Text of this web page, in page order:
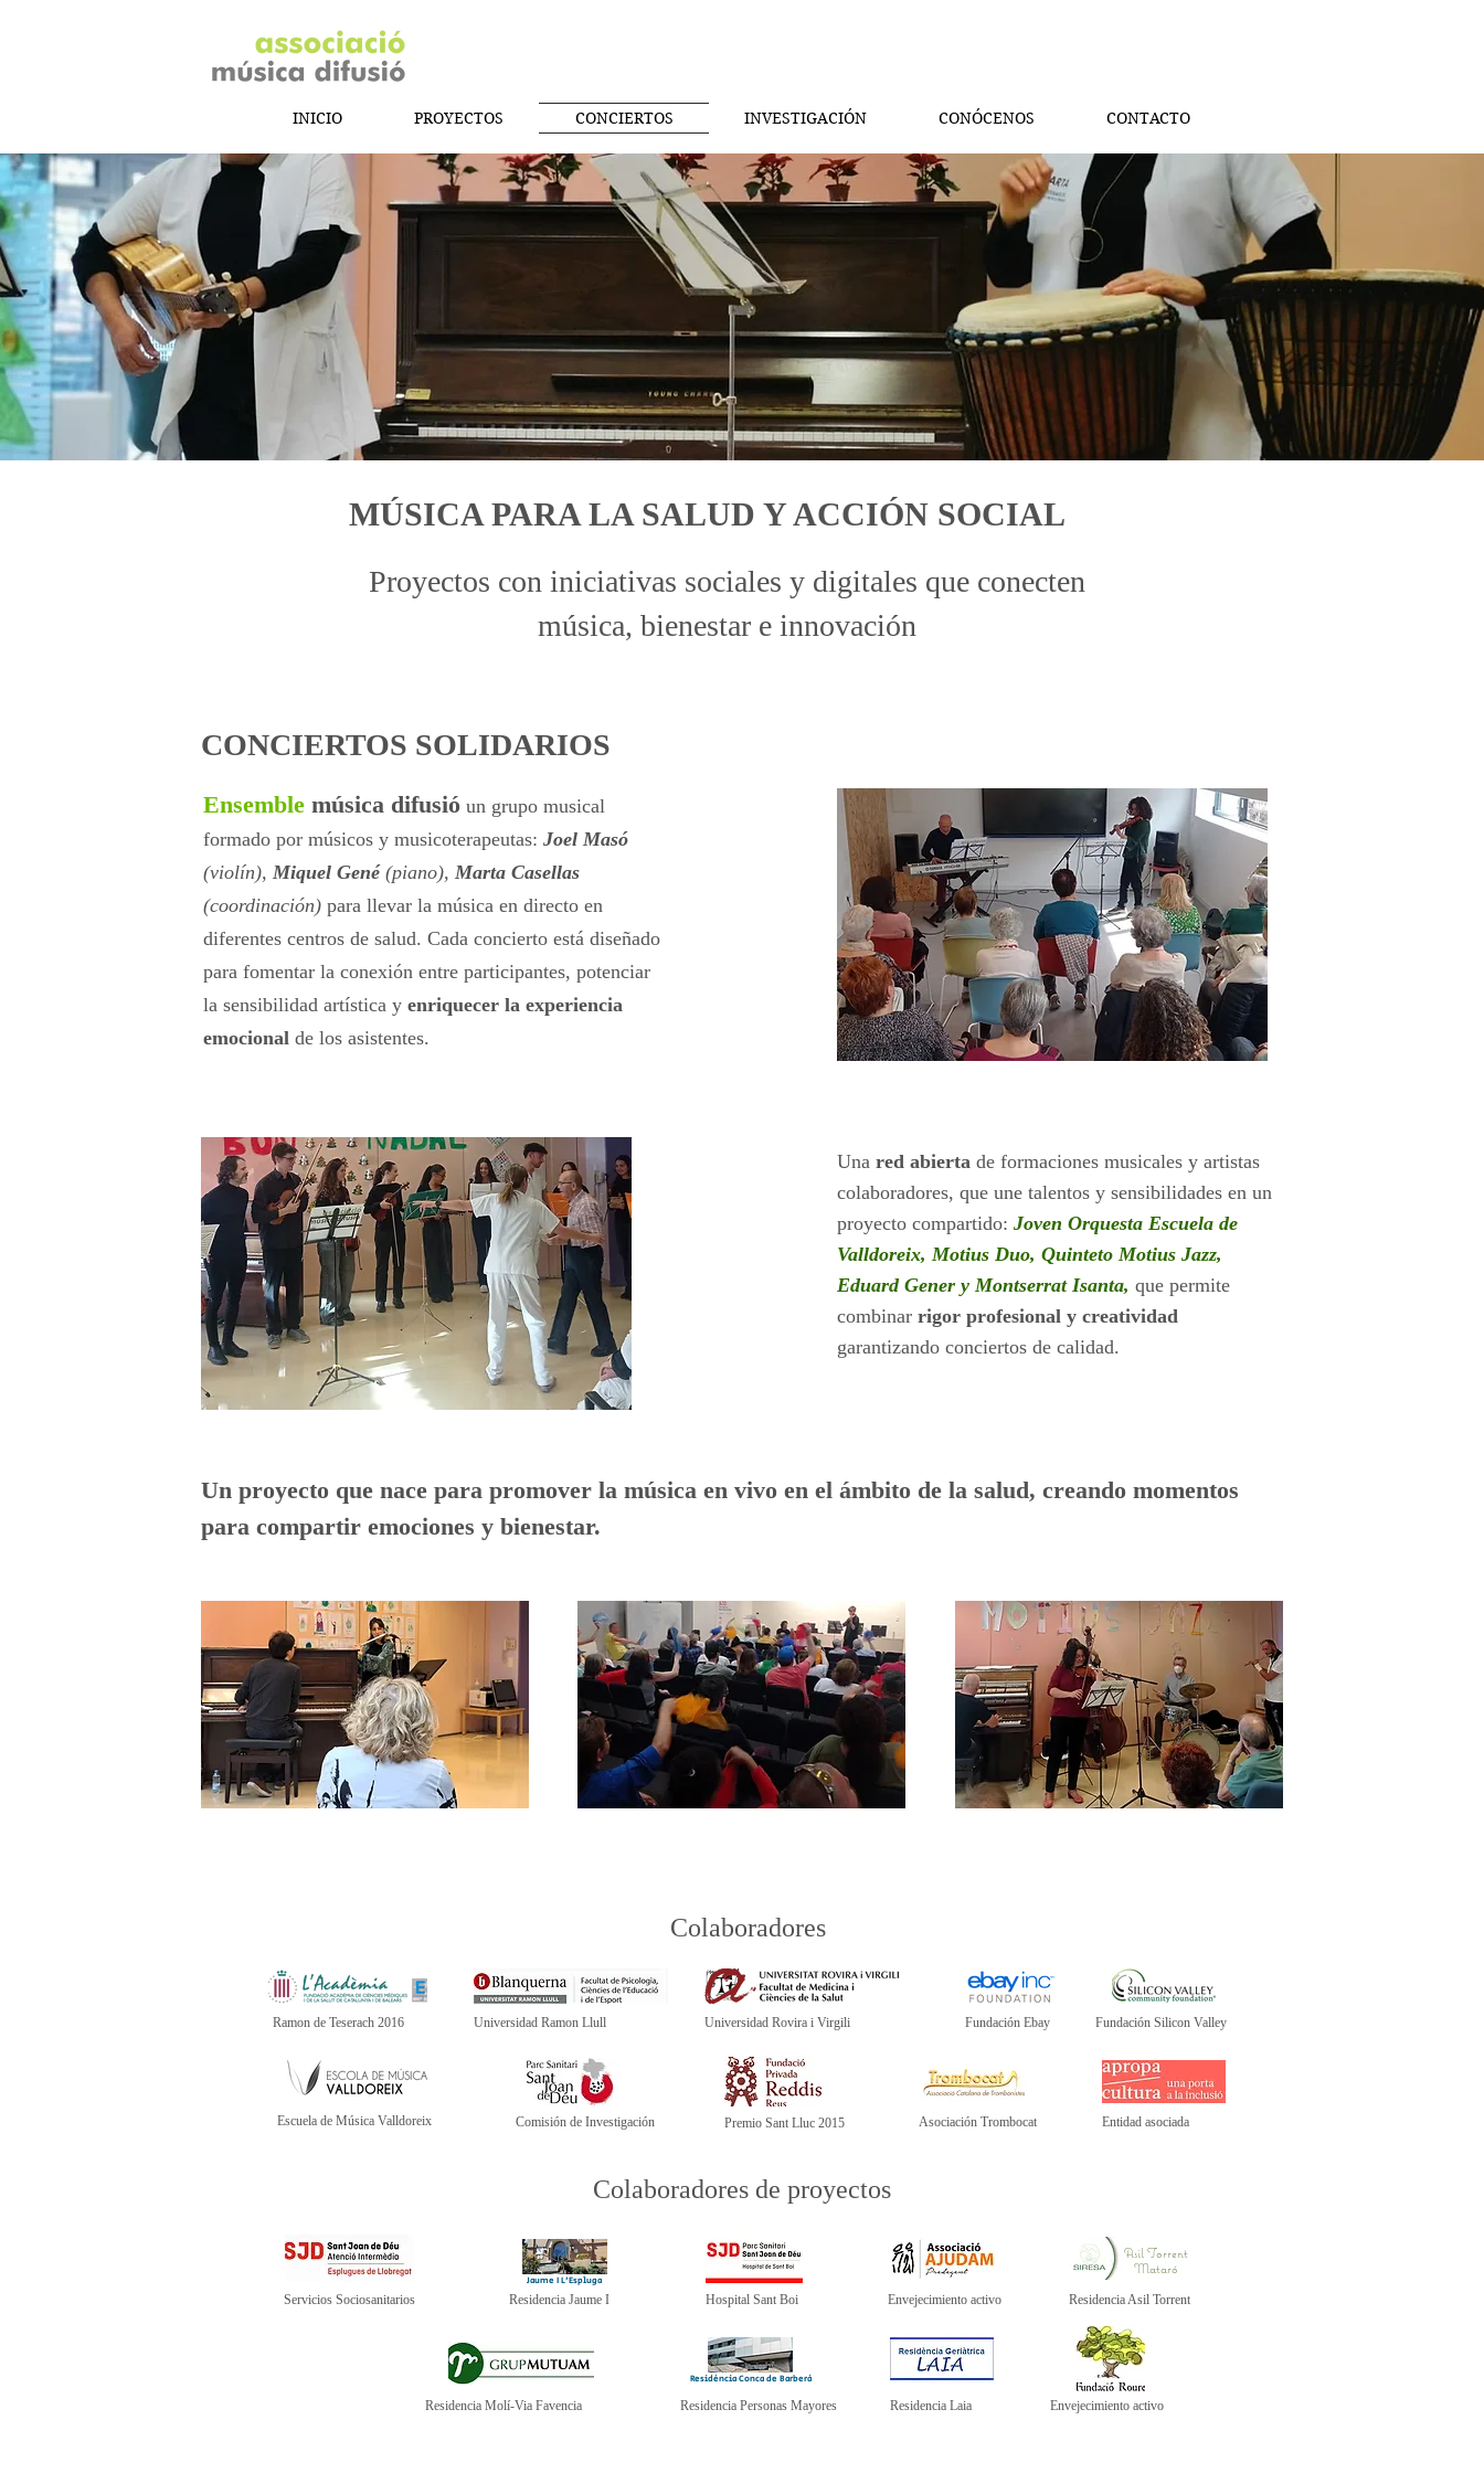
INICIO PROYECTOS CONCIERTOS INVESTIGACIÓN CONÓCENOS CONTACTO
MÚSICA PARA LA SALUD Y ACCIÓN SOCIAL
Proyectos con iniciativas sociales y digitales que conecten
música, bienestar e innovación
Ensemble música difusió un grupo musical
formado por músicos y musicoterapeutas: Joel Masó
(violín), Miquel Gené(piano), Marta Casellas
(coordinación) para llevar la música en directo en
diferentes centros de salud. Cada concierto está diseñado
para fomentar la conexión entre participantes, potenciar
la sensibilidad artística y enriquecer la experiencia
emocional de los asistentes.
Una red abierta de formaciones musicales y artistas
colaboradores, que une talentos y sensibilidades en un
proyecto compartido: Joven Orquesta Escuela de
Valldoreix, Motius Duo, Quinteto Motius Jazz,
Eduard Gener y Montserrat Isanta, que permite
combinar rigor profesional y creatividad
garantizando conciertos de calidad.
Un proyecto que nace para promover la música en vivo en el ámbito de la salud, creando momentos
para compartir emociones y bienestar.
CONCIERTOS SOLIDARIOS
Colaboradores
Jaume I L'Espluga
Ramon de Teserach 2016 Universidad Ramon Llull Universidad Rovira i Virgili Fundación Ebay
Servicios Sociosanitarios Residencia Jaume I Hospital Sant Boi
Premio Sant Lluc 2015
Envejecimiento activo
Asil Torrent
Mataró
Comisión de Investigación
Escuela de Música Valldoreix Asociación Trombocat Entidad asociada
Residencia Laia Envejecimiento activo
Residencia Molí-Via Favencia
Colaboradores de proyectos
Residencia Asil Torrent
Fundación Silicon Valley
Residència Conca de Barberà
Residencia Personas Mayores